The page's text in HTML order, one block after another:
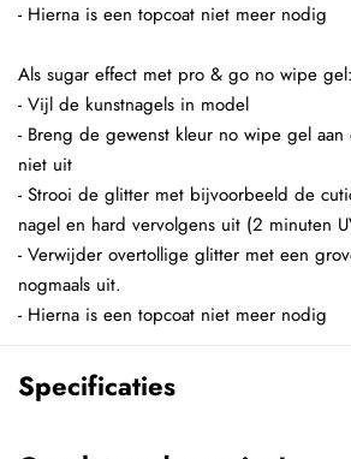
- Hierna is een topcoat niet meer nodig
Als sugar effect met pro & go no wipe gel:
- Vijl de kunstnagels in model
- Breng de gewenst kleur no wipe gel
niet uit
- Strooi de glitter met bijvoorbeeld de
nagel en hard vervolgens uit (2 minuten
- Verwijder overtollige glitter met een
nogmaals uit.
- Hierna is een topcoat niet meer nodig
Specificaties